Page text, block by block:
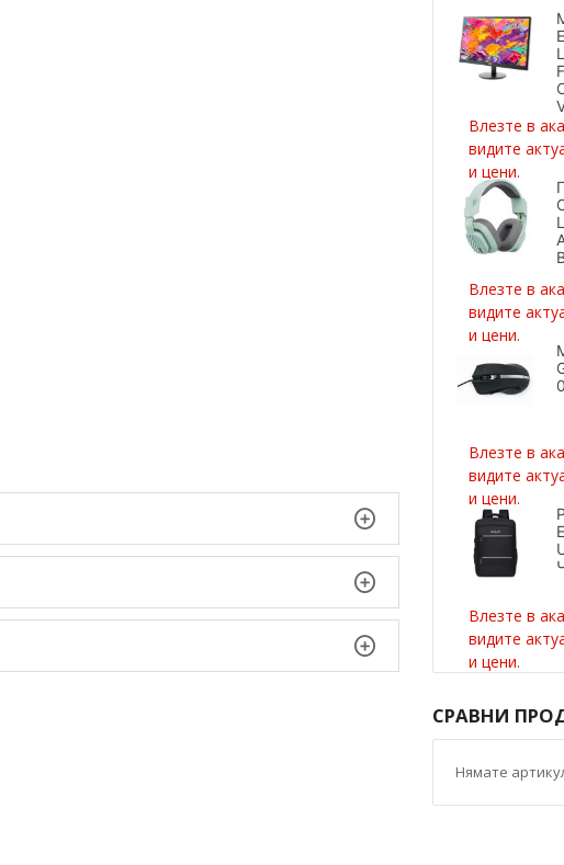
Влезте в
видите
и цени.
Влезте в
видите
и цени.
Влезте в
видите
и цени.
Влезте в
видите
и цени.
СРАВНИ
Нямате